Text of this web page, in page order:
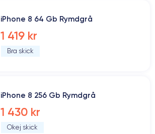
iPhone 8 64 Gb Rymdgrå
1 419 kr
Bra skick
iPhone 8 256 Gb Rymdgrå
1 430 kr
Okej skick